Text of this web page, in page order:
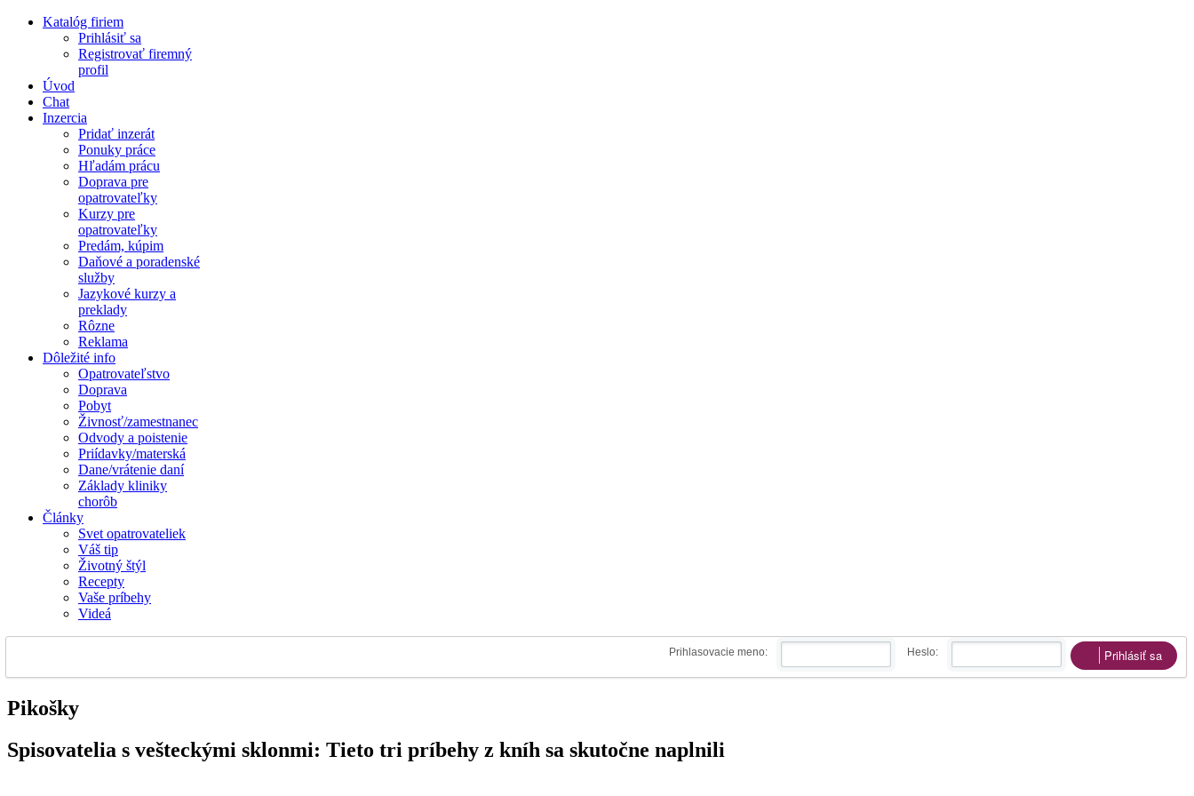
Katalóg firiem
Prihlásiť sa
Registrovať firemný
profil
Úvod
Chat
Inzercia
Pridať inzerát
Ponuky práce
Hľadám prácu
Doprava pre
opatrovateľky
Kurzy pre
opatrovateľky
Predám, kúpim
Daňové a poradenské
služby
Jazykové kurzy a
preklady
Rôzne
Reklama
Dôležité info
Opatrovateľstvo
Doprava
Pobyt
Živnosť/zamestnanec
Odvody a poistenie
Priídavky/materská
Dane/vrátenie daní
Základy kliniky
chorôb
Články
Svet opatrovateliek
Váš tip
Životný štýl
Recepty
Vaše príbehy
Videá
Prihlasovacie meno: Heslo: Prihlásiť sa
Pikošky
Spisovatelia s vešteckými sklonmi: Tieto tri príbehy z kníh sa skutočne naplnili